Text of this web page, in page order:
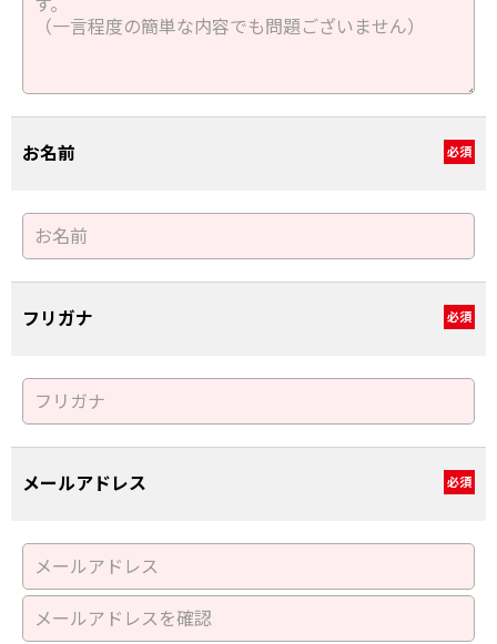
お名前 必須
フリガナ 必須
メールアドレス 必須